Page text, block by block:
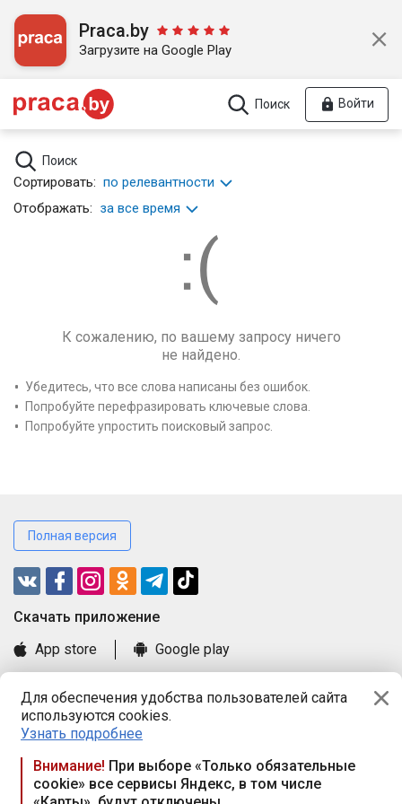
Для обеспечения удобства пользователей сайта
используются cookies.
Узнать подробнее
Внимание! При выборе «Только обязательные
cookie» все сервисы Яндекс, в том числе
Praca.by
Загрузите на Google Play
Поиск Войти
Поиск
Сортировать: по релевантности
Отображать: за все время
К сожалению, по вашему запросу ничего
не найдено.
Убедитесь, что все слова написаны без ошибок.
Попробуйте перефразировать ключевые слова.
Попробуйте упростить поисковый запрос.
Полная версия
Cкачать приложение
App store
Google play
Книга замечаний и предложений
Правила и документы
Praca.by © 2000—2026, ООО «ПРАЦА БАЙ»
Республика Беларусь, 220114, г. Минск, пр-т Независимости
117а, пом. № 9.